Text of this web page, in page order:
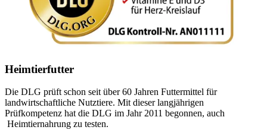
Heimtierfutter
Die DLG prüft schon seit über 60 Jahren Futtermittel für
landwirtschaftliche Nutztiere. Mit dieser langjährigen
Prüfkompetenz hat die DLG im Jahr 2011 begonnen, auch
Heimtiernahrung zu testen.